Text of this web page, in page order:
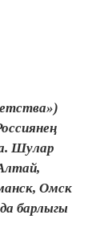
Шулар
Омск
барлыгы